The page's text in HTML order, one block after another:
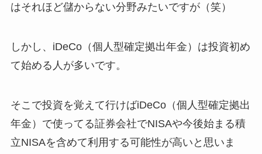
はそれほど儲からない分野みたいですが（笑）
しかし、iDeCo（個人型確定拠出年金）は投資初め
て始める人が多いです。
そこで投資を覚えて行けばiDeCo（個人型確定拠出
年金）で使ってる証券会社でNISAや今後始まる積
立NISAを含めて利用する可能性が高いと思いま